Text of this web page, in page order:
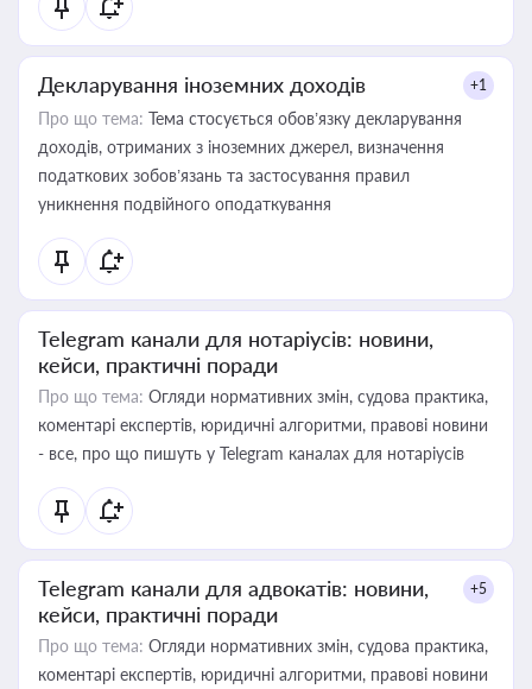
Декларування іноземних доходів +1
Про що тема: Тема стосується обов’язку декларування
доходів, отриманих з іноземних джерел, визначення
податкових зобов’язань та застосування правил
уникнення подвійного оподаткування
Telegram канали для нотаріусів: новини,
кейси, практичні поради
Про що тема: Огляди нормативних змін, судова практика,
коментарі експертів, юридичні алгоритми, правові новини
- все, про що пишуть у Telegram каналах для нотаріусів
Telegram канали для адвокатів: новини,
кейси, практичні поради
+5
Про що тема: Огляди нормативних змін, судова практика,
коментарі експертів, юридичні алгоритми, правові новини